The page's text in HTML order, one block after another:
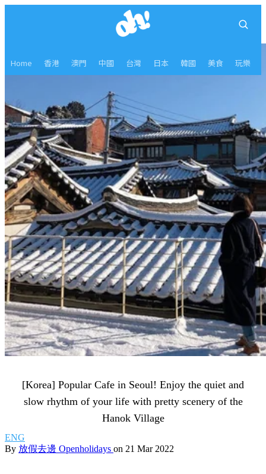
Home 香港 澳門 中國 台灣 日本 韓國 美食 玩樂
[Korea] Popular Cafe in Seoul! Enjoy the quiet and
slow rhythm of your life with pretty scenery of the
Hanok Village
ENG
By 放假去邊 Openholidays on 21 Mar 2022